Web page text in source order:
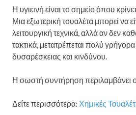
Η υγιεινή είναι το σημείο όπου
Μια εξωτερική τουαλέτα μπορεί να
λειτουργική τεχνικά, αλλά αν δεν
τακτικά, μετατρέπεται πολύ γρήγορα
δυσαρέσκειας και κινδύνου.
Η σωστή συντήρηση περιλαμβάνει
Δείτε περισσότερα: Χημικές